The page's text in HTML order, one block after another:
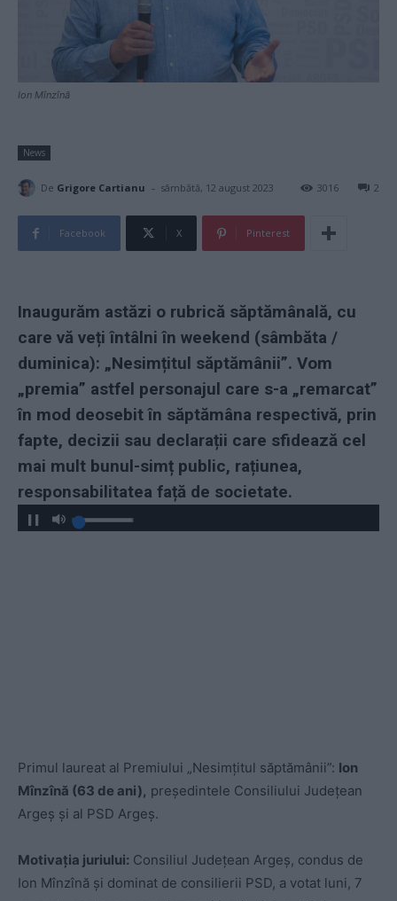
Ion Mînzînă
News
De Grigore Cartianu - sâmbătă, 12 august 2023 2
3016
Facebook X Pinterest
Inaugurăm astăzi o rubrică săptămânală, cu
care vă veți întâlni în weekend (sâmbăta /
duminica): „Nesimțitul săptămânii”. Vom
„premia” astfel personajul care s-a „remarcat”
în mod deosebit în săptămâna respectivă, prin
fapte, decizii sau declarații care sfidează cel
mai mult bunul-simț public, rațiunea,
responsabilitatea față de societate.
Primul laureat al Premiului „Nesimțitul săptămânii”: Ion
Mînzînă (63 de ani), președintele Consiliului Județean
Argeș și al PSD Argeș.
Motivația juriului: Consiliul Județean Argeș, condus de
Ion Mînzînă și dominat de consilierii PSD, a votat luni, 7